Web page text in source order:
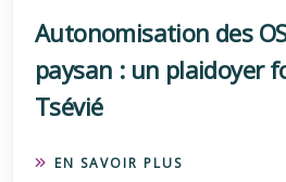
Autonomisation des
paysan : un plaidoyer
Tsévié
EN SAVOIR PLUS